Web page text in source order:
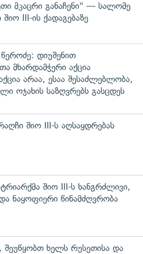
მკაცრი განაჩენი" — სალომე
III-ის ქადაგებაზე
დიუშენით
მხარდამჭერი აქცია
არაა, ესაა შესაძლებლობა,
ოჯახის საზღვრებს გასცდეს
შიო III-ს აღსაყდრებას
შიო III-ს ხანგრძლივი,
ნაყოფიერი წინამძღვრობა
შეუწყობთ ხელს რუსეთისა და